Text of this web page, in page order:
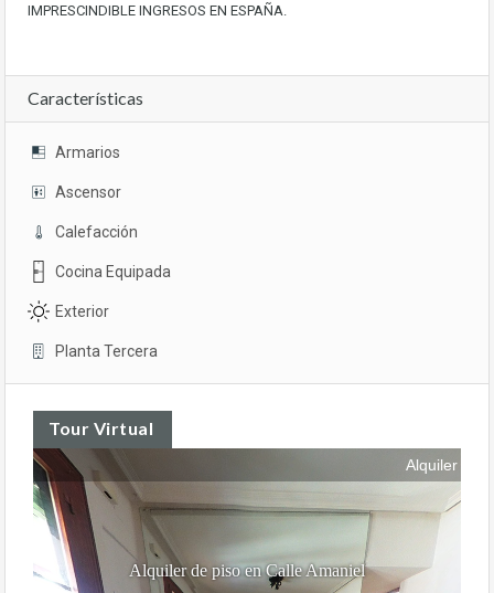
IMPRESCINDIBLE INGRESOS EN ESPAÑA.
Características
Armarios
Ascensor
Calefacción
Cocina Equipada
Exterior
Planta Tercera
Tour Virtual